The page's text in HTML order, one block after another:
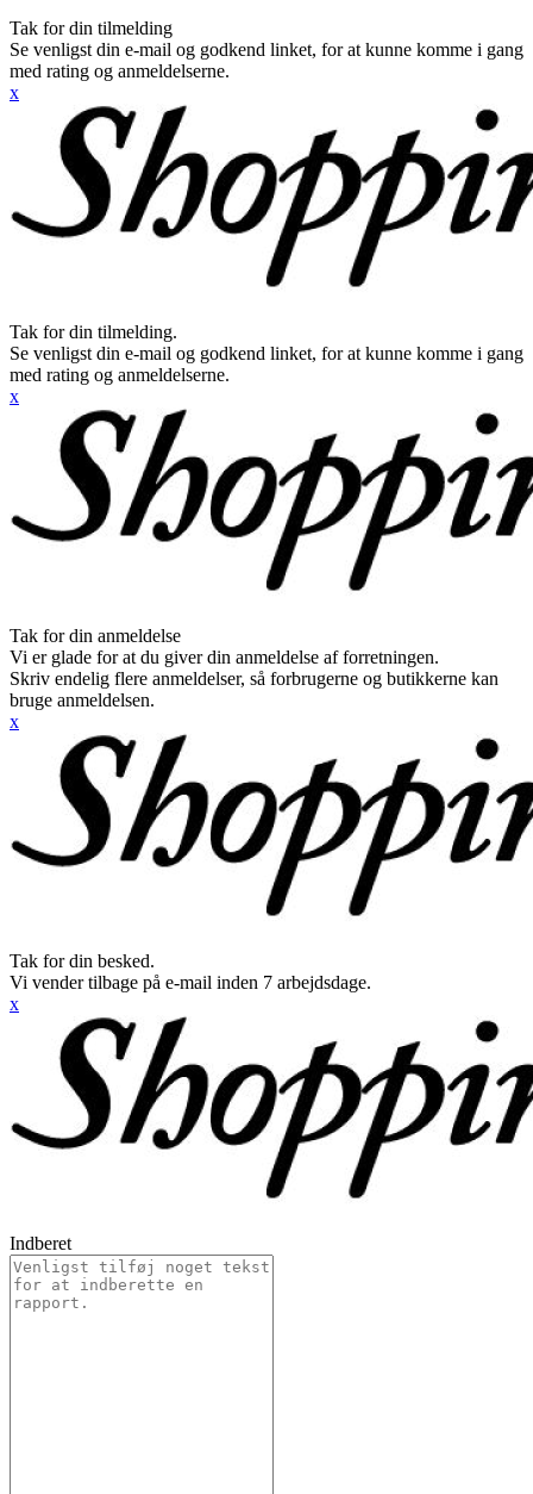
Tak for din tilmelding
Se venligst din e-mail og godkend linket, for at kunne komme i gang
med rating og anmeldelserne.
x
Tak for din tilmelding.
Se venligst din e-mail og godkend linket, for at kunne komme i gang
med rating og anmeldelserne.
x
Tak for din anmeldelse
Vi er glade for at du giver din anmeldelse af forretningen.
Skriv endelig flere anmeldelser, så forbrugerne og butikkerne kan
bruge anmeldelsen.
x
Tak for din besked.
Vi vender tilbage på e-mail inden 7 arbejdsdage.
x
Indberet